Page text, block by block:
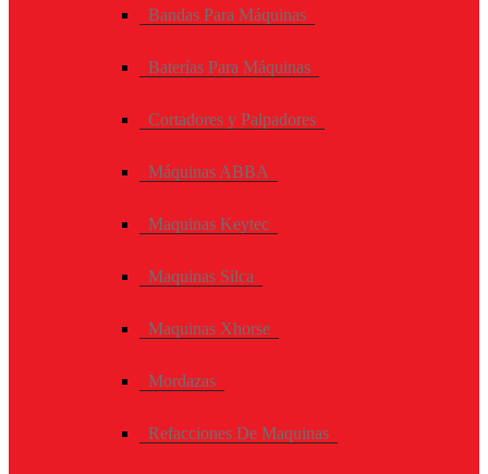
Bandas Para Máquinas
Baterías Para Máquinas
Cortadores y Palpadores
Máquinas ABBA
Maquinas Keytec
Maquinas Silca
Maquinas Xhorse
Mordazas
Refacciones De Maquinas